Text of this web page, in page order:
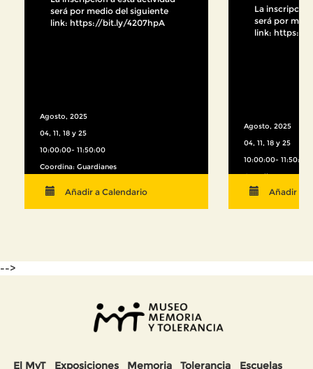
será por medio del siguiente
link: https://bit.ly/4207hpA
Agosto, 2025
04, 11, 18 y 25
10:00:00- 11:50:00
Coordina: Guardianes
Añadir a Calendario
La
será por
link: https://
Agosto, 2025
04, 11, 18 y 25
10:00:00- 11:50:00
Coordina:
ResilienciaAñadir a
-->
El MyT Exposiciones Memoria Tolerancia Escuelas